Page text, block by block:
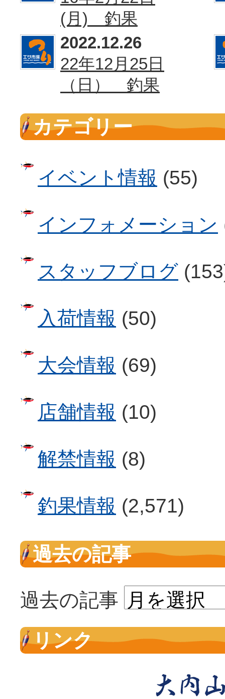
(月) 釣果
2022.12.26
22年12月25日
（日） 釣果
カテゴリー
イベント情報 (55)
インフォメーション
スタッフブログ
入荷情報 (50)
大会情報 (69)
店舗情報 (10)
解禁情報 (8)
釣果情報 (2,571)
過去の記事
過去の記事
リンク